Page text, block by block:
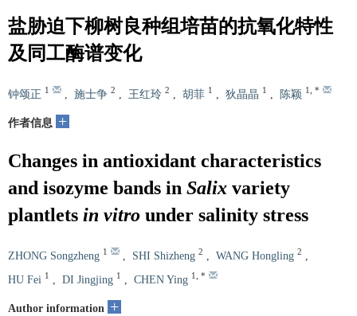
盐胁迫下柳树良种组培苗的抗氧化特性
及同工酶谱变化
钟颂正 1 施士争 2 王红玲 2 胡菲 1 狄晶晶 1 陈颖 1, *
作者信息 +
Changes in antioxidant characteristics
and isozyme bands in Salix variety
plantlets in vitro under salinity stress
ZHONG Songzheng 1 SHI Shizheng 2 WANG Hongling 2
HU Fei 1 DI Jingjing 1 CHEN Ying 1, *
Author information +